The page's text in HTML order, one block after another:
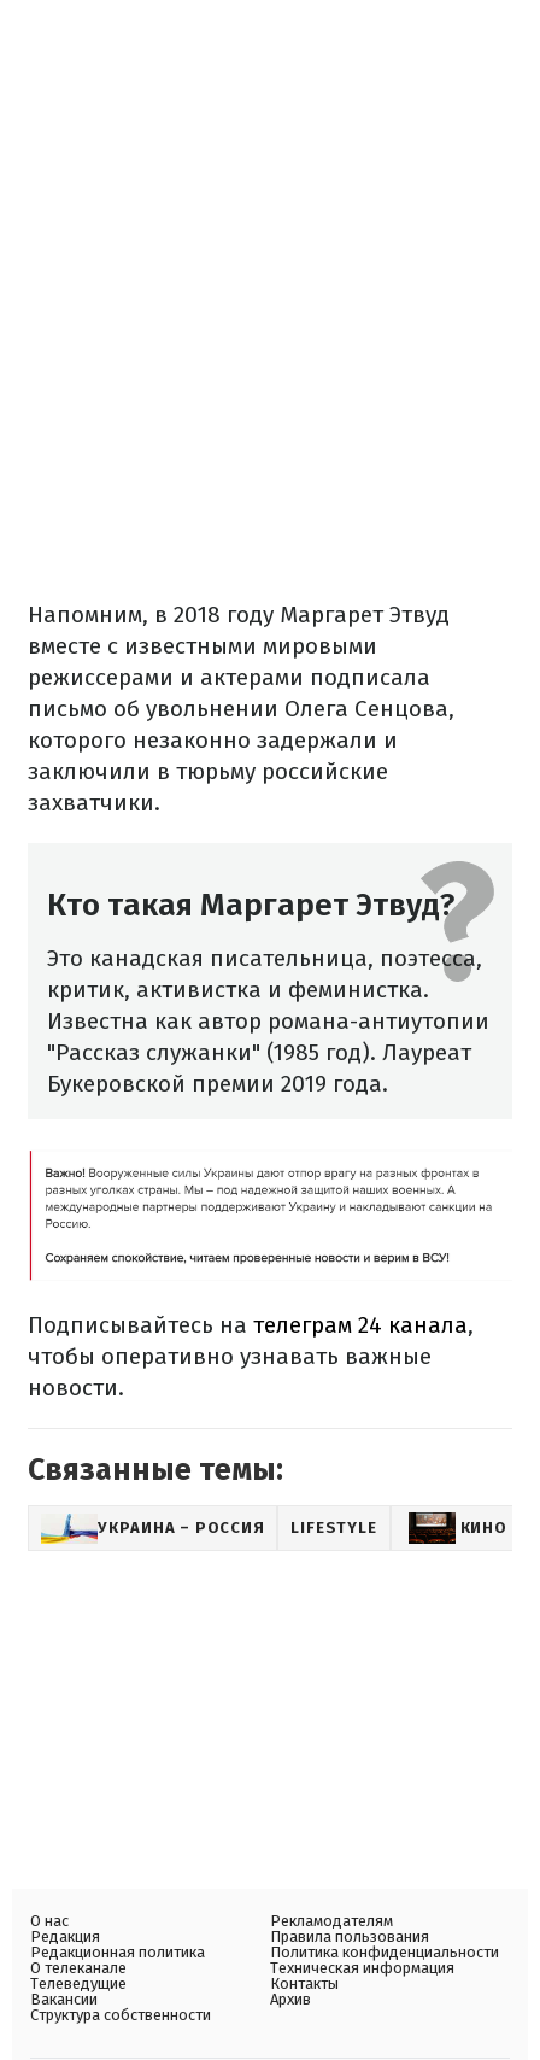
Напомним, в 2018 году Маргарет Этвуд
вместе с известными мировыми
режиссерами и актерами подписала
письмо об увольнении Олега Сенцова,
которого незаконно задержали и
заключили в тюрьму российские
захватчики.
Кто такая Маргарет Этвуд?
Это канадская писательница, поэтесса,
критик, активистка и феминистка.
Известна как автор романа-антиутопии
"Рассказ служанки" (1985 год). Лауреат
Букеровской премии 2019 года.
Подписывайтесь на телеграм 24 канала,
чтобы оперативно узнавать важные
новости.
Связанные темы:
УКРАИНА – РОССИЯ LIFESTYLE КИНО
О нас
Редакция
Редакционная политика
О телеканале
Телеведущие
Вакансии
Структура собственности
Рекламодателям
Правила пользования
Политика конфиденциальности
Техническая информация
Контакты
Архив